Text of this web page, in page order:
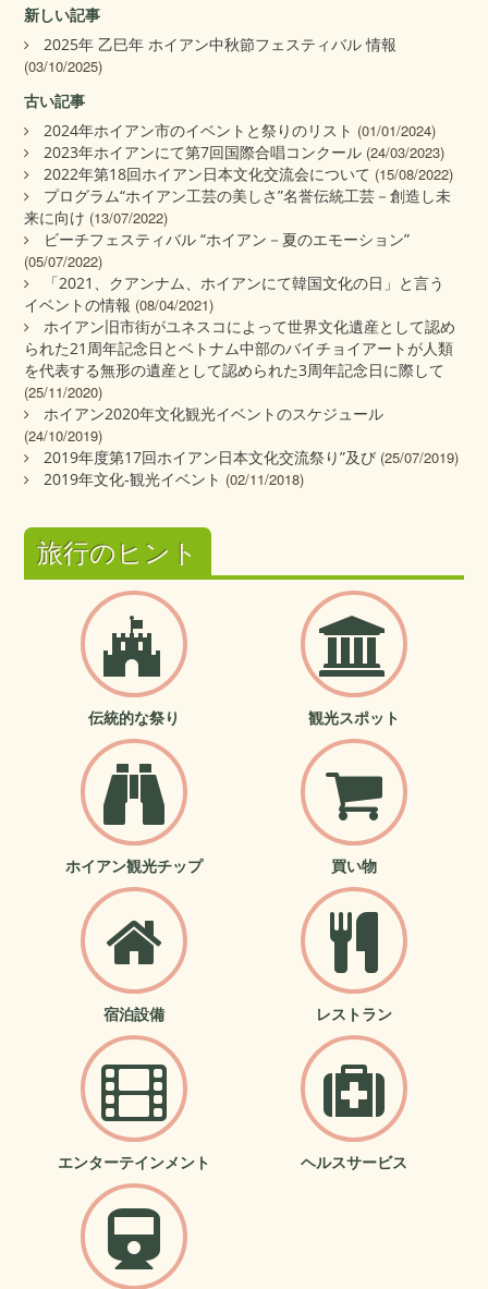
新しい記事
2025年 乙巳年 ホイアン中秋節フェスティバル 情報
(03/10/2025)
古い記事
2024年ホイアン市のイベントと祭りのリスト (01/01/2024)
2023年ホイアンにて第7回国際合唱コンクール (24/03/2023)
2022年第18回ホイアン日本文化交流会について (15/08/2022)
プログラム“ホイアン工芸の美しさ”名誉伝統工芸－創造し未
来に向け (13/07/2022)
ビーチフェスティバル “ホイアン－夏のエモーション”
(05/07/2022)
「2021、クアンナム、ホイアンにて韓国文化の日」と言う
イベントの情報 (08/04/2021)
ホイアン旧市街がユネスコによって世界文化遺産として認め
られた21周年記念日とベトナム中部のバイチョイアートが人類
を代表する無形の遺産として認められた3周年記念日に際して
(25/11/2020)
ホイアン2020年文化観光イベントのスケジュール
(24/10/2019)
2019年度第17回ホイアン日本文化交流祭り”及び (25/07/2019)
2019年文化‐観光イベント (02/11/2018)
旅行のヒント
伝統的な祭り 観光スポット
ホイアン観光チップ 買い物
宿泊設備 レストラン
エンターテインメント ヘルスサービス